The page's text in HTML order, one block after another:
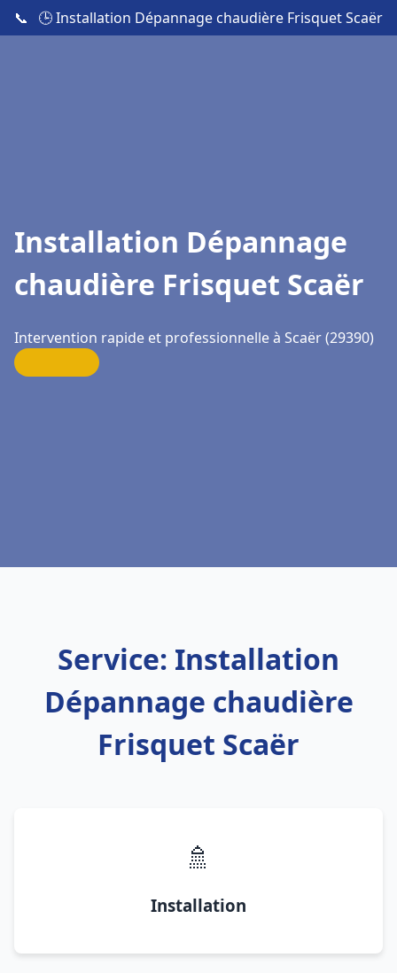
📞 🕒 Installation Dépannage chaudière Frisquet Scaër
Installation Dépannage
chaudière Frisquet Scaër
Intervention rapide et professionnelle à Scaër (29390)
Service: Installation
Dépannage chaudière
Frisquet Scaër
🚿
Installation